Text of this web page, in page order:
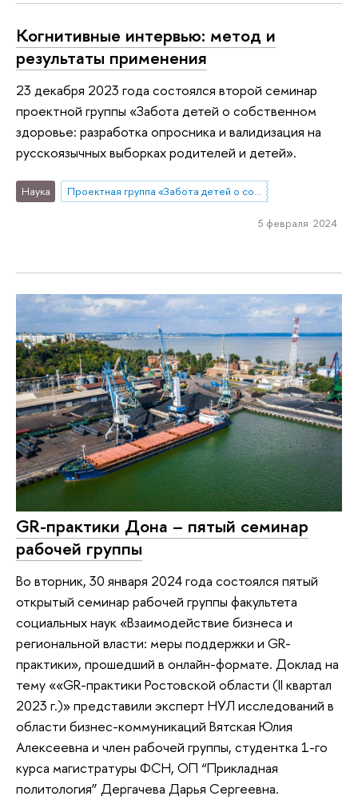
Когнитивные интервью: метод и
результаты применения
23 декабря 2023 года состоялся второй семинар
проектной группы «Забота детей о собственном
здоровье: разработка опросника и валидизация на
русскоязычных выборках родителей и детей».
Наука Проектная группа «Забота детей о собственном здоровье: разработка опросника и валидизация на русскоязычных выборках родителей и детей»
5 февраля 2024
GR-практики Дона – пятый семинар
рабочей группы
Во вторник, 30 января 2024 года состоялся пятый
открытый семинар рабочей группы факультета
социальных наук «Взаимодействие бизнеса и
региональной власти: меры поддержки и GR-
практики», прошедший в онлайн-формате. Доклад на
тему ««GR-практики Ростовской области (II квартал
2023 г.)» представили эксперт НУЛ исследований в
области бизнес-коммуникаций Вятская Юлия
Алексеевна и член рабочей группы, студентка 1-го
курса магистратуры ФСН, ОП “Прикладная
политология” Дергачева Дарья Сергеевна.